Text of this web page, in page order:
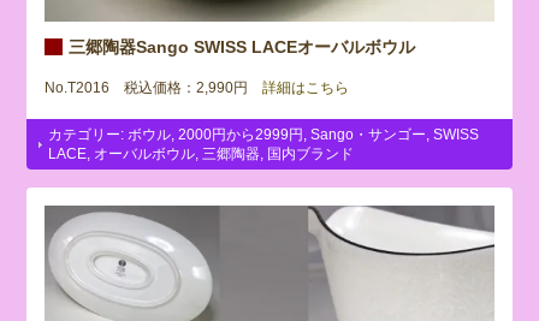
三郷陶器Sango SWISS LACEオーバルボウル
No.T2016 税込価格：2,990円 詳細はこちら
カテゴリー: ボウル ,2000円から2999円 ,Sango・サンゴー ,SWISS
LACE オーバルボウル 三郷陶器 国内ブランド